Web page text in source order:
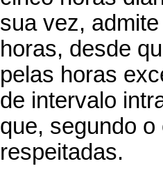
sua vez,
horas, desde
pelas horas
de intervalo
que, segundo
respeitadas.